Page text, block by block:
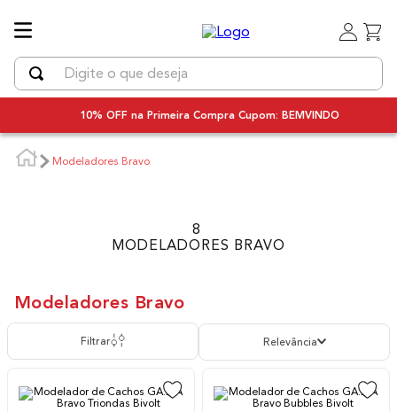
Digite o que deseja
10% OFF na Primeira Compra Cupom: BEMVINDO
Modeladores Bravo
8
MODELADORES BRAVO
Modeladores Bravo
Filtrar Relevância
TERMOS MAIS BUSCADOS
1º
uniq
secador
º
escova modeladora
8
prancha